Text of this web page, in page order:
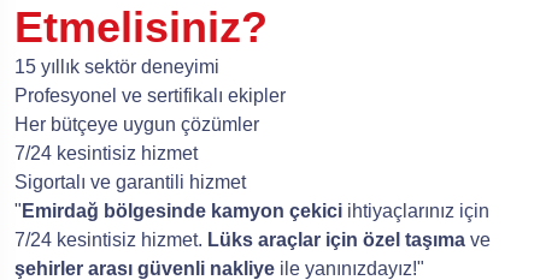
Etmelisiniz?
15 yıllık sektör deneyimi
Profesyonel ve sertifikalı ekipler
Her bütçeye uygun çözümler
7/24 kesintisiz hizmet
Sigortalı ve garantili hizmet
" Emirdağ bölgesinde kamyon çekici ihtiyaçlarınız için
7/24 kesintisiz hizmet. Lüks araçlar için özel taşıma ve
şehirler arası güvenli nakliye ile yanınızdayız!"